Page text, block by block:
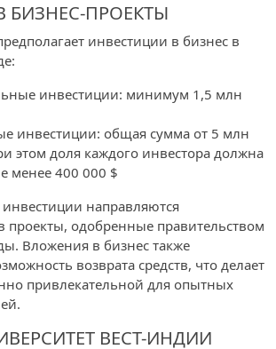
БИЗНЕС-ПРОЕКТЫ
инвестиции в бизнес в
инвестиции: минимум 1,5 млн
инвестиции: общая сумма от 5 млн
этом доля каждого инвестора должна
менее 400 000 $
направляются
проекты, одобренные правительством
Вложения в бизнес также
возврата средств, что делает
привлекательной для опытных
ВЕСТ-ИНДИИ